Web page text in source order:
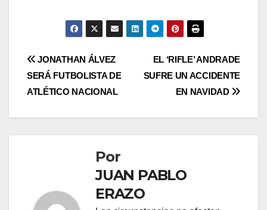
EL ‘RIFLE’ ANDRADE
SUFRE UN ACCIDENTE
EN NAVIDAD
JONATHAN ÁLVEZ
SERÁ FUTBOLISTA DE
ATLÉTICO NACIONAL
Por
JUAN PABLO
ERAZO